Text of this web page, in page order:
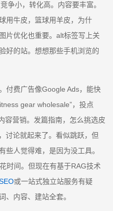
争小，转化高。内容要丰富。
用牛皮，篮球用羊皮，为什
片优化也重要。alt标签写上关
好的站。想想那些手机浏览的
付费广告像Google Ads，能快
gear wholesale”，投点
容营销。发篇指南，怎么挑选皮
讨论就起来了。看似跳跃，但
些人觉得难，是因为没工具。
时间。但现在有基于RAG技术
或一站式独立站服务有疑
、内容、建站全套。